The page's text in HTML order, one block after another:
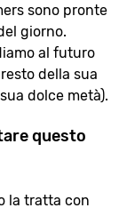
sono pronte
giorno.
al futuro
della sua
dolce metà).
questo
la tratta con